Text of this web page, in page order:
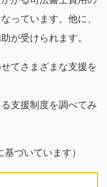
っています。他に、
が受けられます。
てさまざまな支援を
支援制度を調べてみ
づいています）